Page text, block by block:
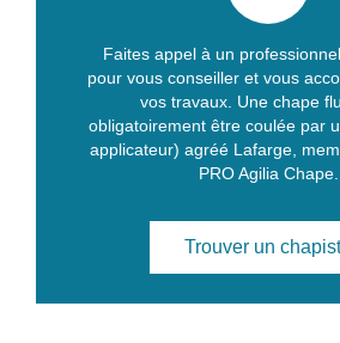
Faites appel à un
pour vous conseiller et vous
vos travaux. Une chape
obligatoirement être coulée par
applicateur) agréé Lafarge,
PRO Agilia Chape.
Trouver un